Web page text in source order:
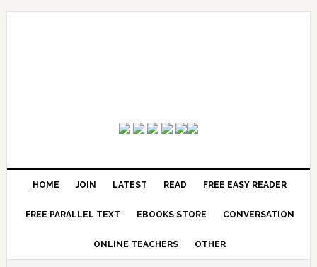
HOME JOIN LATEST READ FREE EASY READER
FREE PARALLEL TEXT EBOOKS STORE CONVERSATION
ONLINE TEACHERS OTHER